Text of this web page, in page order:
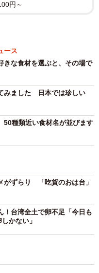
円～
ース
きな食材を選ぶと、その場で
みました 日本では珍しい
50種類近い食材名が並びます
！台湾全土で卵不足「今日も
かない」